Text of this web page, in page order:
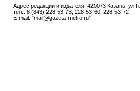
Адрес редакции и издателя: 420073 Казань,
тел.: 8 (843) 228-53-73, 228-53-60, 228-53-72
E-mail: "mail@gazeta-metro.ru"